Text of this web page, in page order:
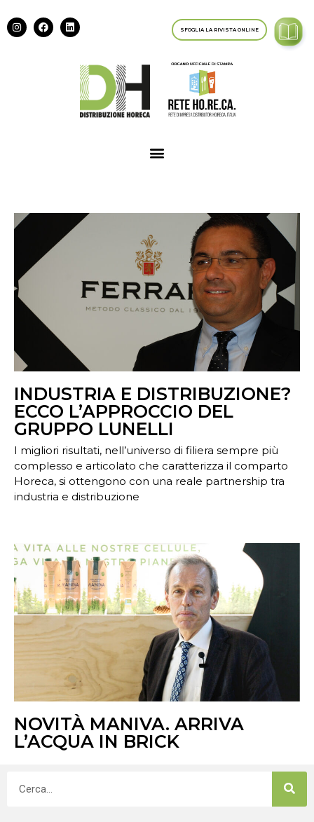
SFOGLIA LA RIVISTA ONLINE
INDUSTRIA E DISTRIBUZIONE?
ECCO L’APPROCCIO DEL
GRUPPO LUNELLI
I migliori risultati, nell’universo di filiera sempre più
complesso e articolato che caratterizza il comparto
Horeca, si ottengono con una reale partnership tra
industria e distribuzione
NOVITÀ MANIVA. ARRIVA
L’ACQUA IN BRICK